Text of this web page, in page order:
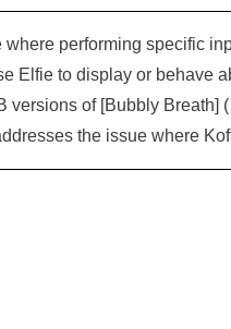
where performing specific
Elfie to display or behave
versions of [Bubbly Breath]
the issue where